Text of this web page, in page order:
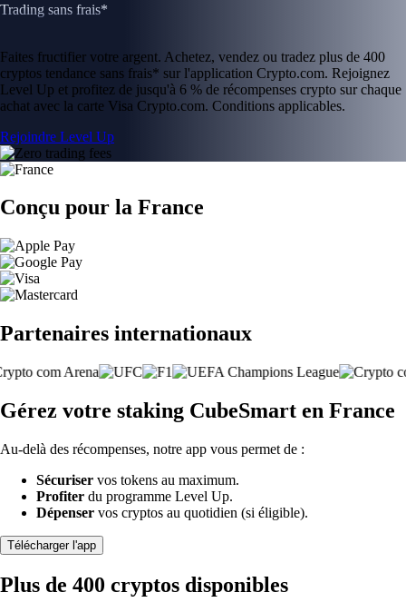
Trading sans frais*
Faites fructifier votre argent. Achetez, vendez ou tradez plus de 400
cryptos tendance sans frais* sur l'application Crypto.com. Rejoignez
Level Up et profitez de jusqu'à 6 % de récompenses crypto sur chaque
achat avec la carte Visa Crypto.com. Conditions applicables.
Rejoindre Level Up
Conçu pour la France
Partenaires internationaux
Gérez votre staking CubeSmart en France
Au-delà des récompenses, notre app vous permet de :
Sécuriser vos tokens au maximum.
Profiter du programme Level Up.
Dépenser vos cryptos au quotidien (si éligible).
Télécharger l'app
Plus de 400 cryptos disponibles